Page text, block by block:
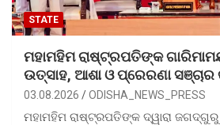
STATE
ମହାମହିମ ରାଷ୍ଟ୍ରପତିଙ୍କ
ଉତ୍ସାହ, ଆଶା ଓ ପ୍ରେରଣା
03.08.2026 ODISHA_NEWS_PRESS
ମହାମହିମ ରାଷ୍ଟ୍ରପତିଙ୍କ ଦ୍ୱାରା